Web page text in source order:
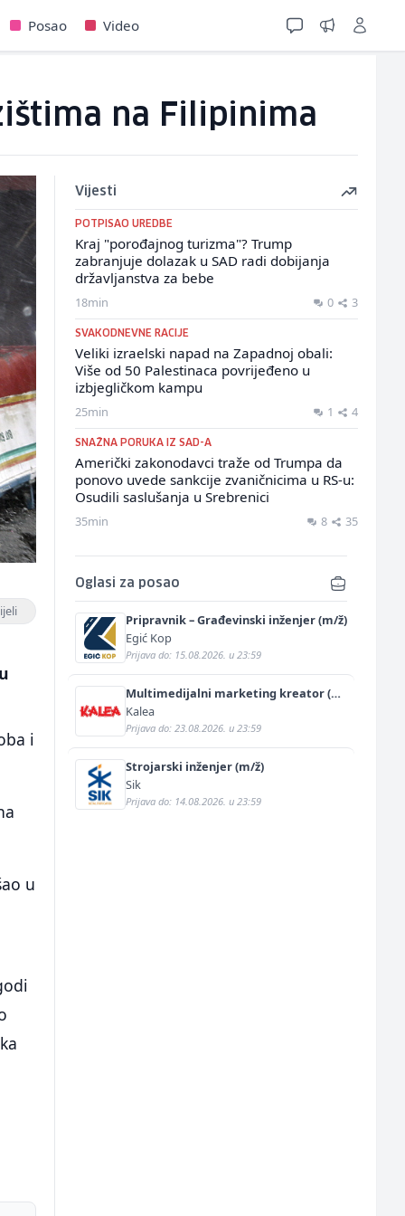
Posao Video
na Filipinima
i
u
Vijesti
POTPISAO UREDBE
Kraj "porođajnog turizma"? Trump
zabranjuje dolazak u SAD radi dobijanja
državljanstva za bebe
18min 0 3
SVAKODNEVNE RACIJE
Veliki izraelski napad na Zapadnoj obali:
Više od 50 Palestinaca povrijeđeno u
izbjegličkom kampu
25min 1 4
SNAŽNA PORUKA IZ SAD-A
Američki zakonodavci traže od Trumpa da
ponovo uvede sankcije zvaničnicima u RS-u:
Osudili saslušanja u Srebrenici
35min 8 35
Oglasi za posao
Pripravnik – Građevinski inženjer (m/ž)
Egić Kop
Prijava do: 15.08.2026. u 23:59
Multimedijalni marketing kreator (m/
ž)
Kalea
Prijava do: 23.08.2026. u 23:59
Strojarski inženjer (m/ž)
Sik
Prijava do: 14.08.2026. u 23:59